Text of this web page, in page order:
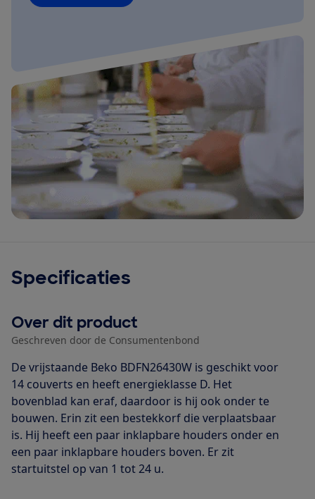
Specificaties
Over dit product
Geschreven door de Consumentenbond
De vrijstaande Beko BDFN26430W is geschikt voor
14 couverts en heeft energieklasse D. Het
bovenblad kan eraf, daardoor is hij ook onder te
bouwen. Erin zit een bestekkorf die verplaatsbaar
is. Hij heeft een paar inklapbare houders onder en
een paar inklapbare houders boven. Er zit
startuitstel op van 1 tot 24 u.